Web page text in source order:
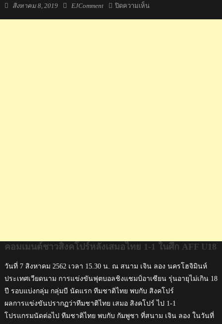
Posted
สิงหาคม 8, 2019 Author
EJComment ปิดความเห็นบน
คอมเมนต์ชาวสิงคโปร์หลังเสมอไทย 1-1 ในศึก AFF U18
วันที่ 7 สิงหาคม 2562 เวลา 15.30 น. ณ สนาม เจิน ลอง นครโฮจิมินห์
ประเทศเวียดนาม การแข่งขันฟุตบอลชิงแชมป์อาเซียน รุ่นอายุไม่เกิน 18
ปี รอบแบ่งกลุ่ม กลุ่มบี นัดแรก ทีมชาติไทย พบกับ สิงคโปร์
ผลการแข่งขันปรากฏว่าทีมชาติไทย เสมอ สิงคโปร์ ไป 1-1
โปรแกรมนัดต่อไป ทีมชาติไทย พบกับ กัมพูชา ที่สนาม เจิน ลอง ในวันที่